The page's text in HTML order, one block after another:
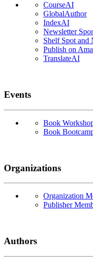
CourseAI
GlobalAuthor
IndexAI
Newsletter
Shelf Spot and
Publish on
TranslateAI
Events
Book
Book
Organizations
Organization
Publisher
Authors